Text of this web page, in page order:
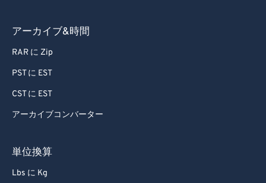
アーカイブ&時間
RAR に Zip
PST に EST
CST に EST
アーカイブコンバーター
単位換算
Lbs に Kg